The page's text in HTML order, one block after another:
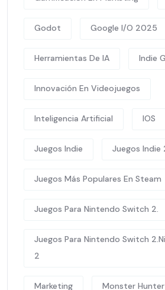
Godot Google I/O 2025
Herramientas De IA Indie
Innovación En Videojuegos
Inteligencia Artificial IOS
Juegos Indie Juegos Indie
Juegos Más Populares En Steam
Juegos Para Nintendo Switch 2.
Juegos Para Nintendo Switch
2
Marketing Monster